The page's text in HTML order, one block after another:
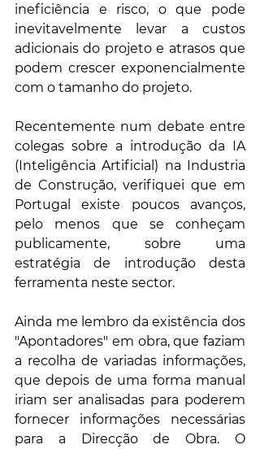
ineficiência e risco, o que pode
inevitavelmente levar a custos
adicionais do projeto e atrasos que
podem crescer exponencialmente
com o tamanho do projeto.
Recentemente num debate entre
colegas sobre a introdução da IA
(Inteligência Artificial) na Industria
de Construção, verifiquei que em
Portugal existe poucos avanços,
pelo menos que se conheçam
publicamente, sobre uma
estratégia de introdução desta
ferramenta neste sector.
Ainda me lembro da existência dos
"Apontadores" em obra, que faziam
a recolha de variadas informações,
que depois de uma forma manual
iriam ser analisadas para poderem
fornecer informações necessárias
para a Direcção de Obra. O